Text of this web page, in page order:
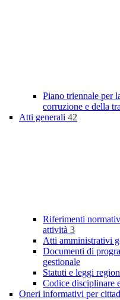
Piano triennale per
corruzione e della
Atti generali 42
Riferimenti
attività 3
Atti amministrativi
Documenti di
gestionale
Statuti e leggi
Codice disciplinare
Oneri informativi per